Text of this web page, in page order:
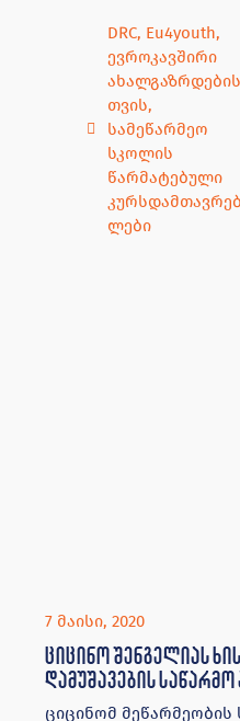
DRC, Eu4youth,
ევროკავშირი
ახალგაზრდების
თვის,
სამეწარმეო
სკოლის
წარმატებული
ლები
7 მაისი, 2020
ციცინო შენგელიას
დამუშავების საწარმო
ციცინომ